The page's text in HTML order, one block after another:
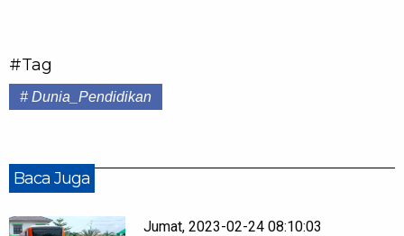
#Tag
# Dunia_Pendidikan
Baca Juga
Jumat, 2023-02-24 08:10:03